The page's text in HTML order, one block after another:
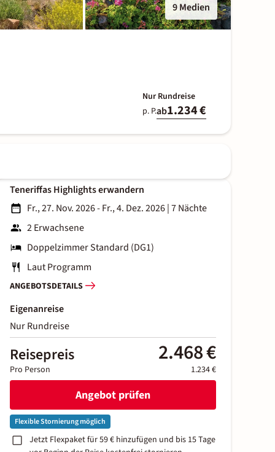
9 Medien
Nur Rundreise
p. P.ab1.234 €
Teneriffas Highlights erwandern
Fr., 27. Nov. 2026 - Fr., 4. Dez. 2026|7 Nächte
2 Erwachsene
Doppelzimmer Standard (DG1)
Laut Programm
ANGEBOTSDETAILS
Eigenanreise
Nur Rundreise
Reisepreis 2.468 €
Pro Person 1.234 €
Angebot prüfen
Flexible Stornierung möglich
Jetzt Flexpaket für 59 € hinzufügen und bis 15 Tage